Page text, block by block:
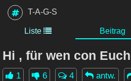
T-A-G-S
Liste Beitrag
Hi , für wen con
1 6 4 antw.